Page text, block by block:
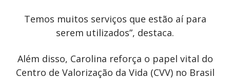
Temos muitos serviços que estão aí para
serem utilizados”, destaca.
Além disso, Carolina reforça o papel vital do
Centro de Valorização da Vida (CVV) no Brasil